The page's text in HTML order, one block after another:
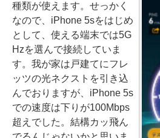
種類が使えます。せっかく
なので、iPhone 5sをはじめ
として、使える端末では5G
Hzを選んで接続していま
す。我が家は戸建てにフレ
ッツの光ネクストを引き込
んでおりますが、iPhone 5s
での速度は下りが100Mbps
超えでした。結構カッ飛ん